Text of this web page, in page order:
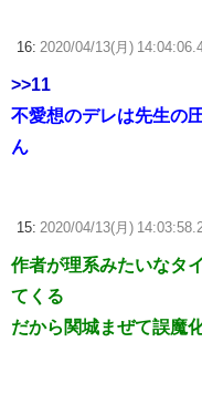
16: 2020/04/13(月)
>>11
不愛想のデレは先生の
ん
15: 2020/04/13(月)
作者が理系みたいなタ
てくる
だから関城まぜて誤魔